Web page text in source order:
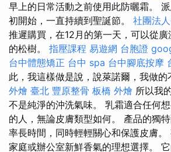
早上的日常活動之前使用此防曬霜。
初開始，一直持續到聖誕節。 社團法
推遲購買，在12月的第一天，可以從
的松樹。 指壓課程 易遊網 台胞證
台中體態矯正 台中 spa 台中腳底按摩
此，我這樣做是說，說萊諾爾，我做的
外燴 臺北 豐原整骨 板橋 外燴 所以我
不是純淨的沖洗氣味。 乳霜適合任何
的人，無論皮膚類型如何。 產品的獨
率長時間，同時輕輕關心和保護皮膚
家庭或辦公室新鮮香氣的理想選擇。